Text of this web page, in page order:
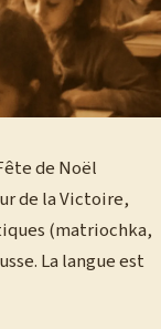
de Noël
de la Victoire,
(matriochka,
La langue est